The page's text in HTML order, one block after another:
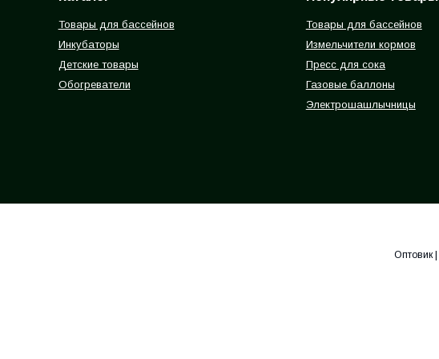
Товары для бассейнов
Инкубаторы
Детские товары
Обогреватели
Товары для бассейнов
Измельчители кормов
Пресс для сока
Газовые баллоны
Электрошашлычницы
Оптовик |